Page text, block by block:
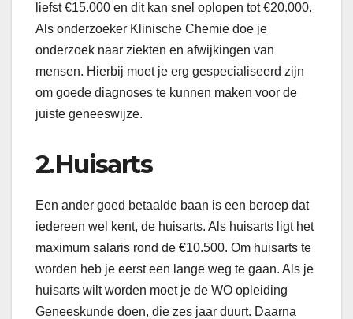
liefst €15.000 en dit kan snel oplopen tot €20.000.
Als onderzoeker Klinische Chemie doe je
onderzoek naar ziekten en afwijkingen van
mensen. Hierbij moet je erg gespecialiseerd zijn
om goede diagnoses te kunnen maken voor de
juiste geneeswijze.
2.Huisarts
Een ander goed betaalde baan is een beroep dat
iedereen wel kent, de huisarts. Als huisarts ligt het
maximum salaris rond de €10.500. Om huisarts te
worden heb je eerst een lange weg te gaan. Als je
huisarts wilt worden moet je de WO opleiding
Geneeskunde doen, die zes jaar duurt. Daarna